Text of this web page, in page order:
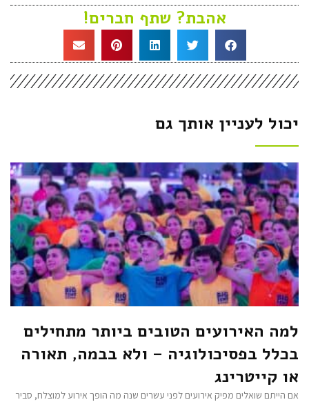
אהבת? שתף חברים!
יכול לעניין אותך גם
למה האירועים הטובים ביותר מתחילים
בכלל בפסיכולוגיה – ולא בבמה, תאורה
או קייטרינג
אם הייתם שואלים מפיק אירועים לפני עשרים שנה מה הופך אירוע למוצלח, סביר